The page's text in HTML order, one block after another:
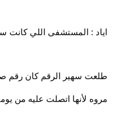
اياد : المستشفى اللي كانت
طلعت سهير الرقم كان
مروه لأنها اتصلت عليه من